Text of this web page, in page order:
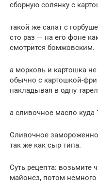
сборную солянку с
такой же салат с
сто раз — на его фоне
смотрится бомжовским.
а морковь и картошка
обычно с картошкой-
накладывая в одну
а сливочное масло куда
Сливочное
так же как сыр типа.
Суть рецепта: возьмите
майонез, потом